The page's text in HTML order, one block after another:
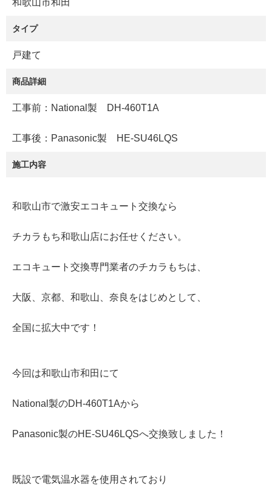
和歌山市和田
タイプ
戸建て
商品詳細
工事前：National製 DH-460T1A
工事後：Panasonic製 HE-SU46LQS
施工内容
和歌山市で激安エコキュート交換なら
チカラもち和歌山店にお任せください。
エコキュート交換専門業者のチカラもちは、
大阪、京都、和歌山、奈良をはじめとして、
全国に拡大中です！
今回は和歌山市和田にて
National製のDH-460T1Aから
Panasonic製のHE-SU46LQSへ交換致しました！
既設で電気温水器を使用されており